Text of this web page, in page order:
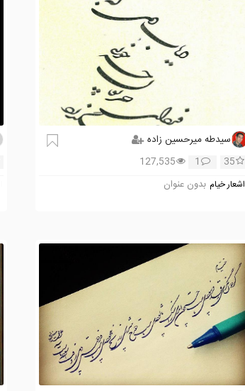
سیدطه میرحسین زاده
35
1
127,535
اشعار خیام بدون عنوان